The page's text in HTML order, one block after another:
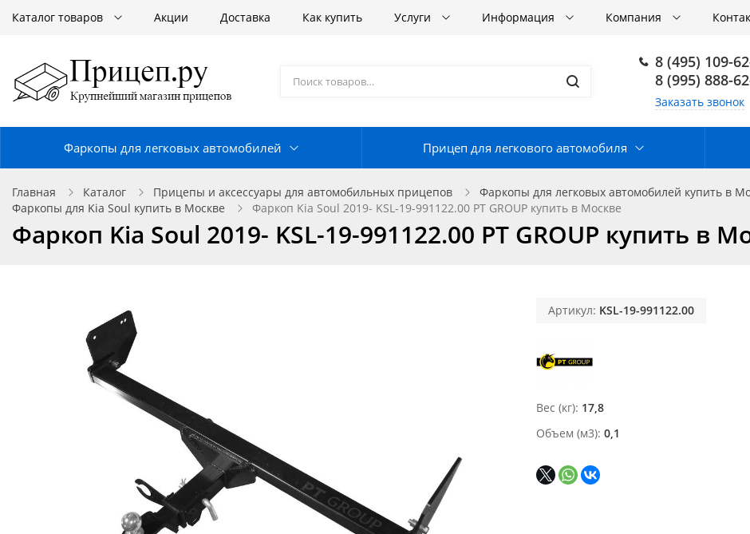
Каталог товаров Акции Доставка Как купить Услуги Информация Компания
8 (495) 109-
8 (995) 888-
Заказать звонок
Фаркопы для легковых автомобилей Прицеп для легкового автомобиля
Главная Каталог Прицепы и аксессуары для автомобильных прицепов Фаркопы для легковых автомобилей купить в
Фаркопы для Kia Soul купить в Москве
Фаркоп Kia Soul 2019- KSL-19-991122.00 PT GROUP купить в Москве
Фаркоп Kia Soul 2019- KSL-19-991122.00 PT GROUP купить в
Артикул: KSL-19-991122.00
Вес (кг) 17,8
Объем (м3) 0,1